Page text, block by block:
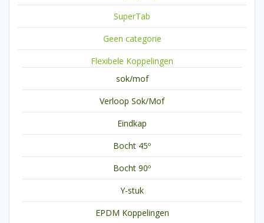
SuperTab
Geen categorie
Flexibele Koppelingen
sok/mof
Verloop Sok/Mof
Eindkap
Bocht 45º
Bocht 90º
Y-stuk
EPDM Koppelingen